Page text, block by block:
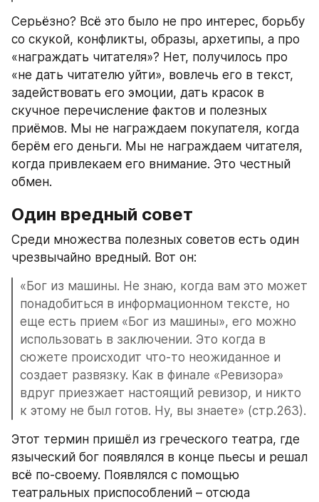
Серьёзно? Всё это было не про интерес, борьбу
со скукой, конфликты, образы, архетипы, а про
«награждать читателя»? Нет, получилось про
«не дать читателю уйти», вовлечь его в текст,
задействовать его эмоции, дать красок в
скучное перечисление фактов и полезных
приёмов. Мы не награждаем покупателя, когда
берём его деньги. Мы не награждаем читателя,
когда привлекаем его внимание. Это честный
обмен.
Один вредный совет
Среди множества полезных советов есть один
чрезвычайно вредный. Вот он:
«Бог из машины. Не знаю, когда вам это может
понадобиться в информационном тексте, но
еще есть прием «Бог из машины», его можно
использовать в заключении. Это когда в
сюжете происходит что-то неожиданное и
создает развязку. Как в финале «Ревизора»
вдруг приезжает настоящий ревизор, и никто
к этому не был готов. Ну, вы знаете» (стр.263).
Этот термин пришёл из греческого театра, где
языческий бог появлялся в конце пьесы и решал
всё по-своему. Появлялся с помощью
театральных приспособлений – отсюда